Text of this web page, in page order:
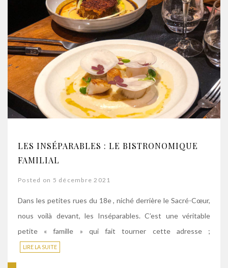
LES INSÉPARABLES : LE BISTRONOMIQUE
FAMILIAL
Posted on 5 décembre 2021
Dans les petites rues du 18e , niché derrière le Sacré-Cœur,
nous voilà devant, les Inséparables. C’est une véritable
petite « famille » qui fait tourner cette adresse ;
LIRE LA SUITE